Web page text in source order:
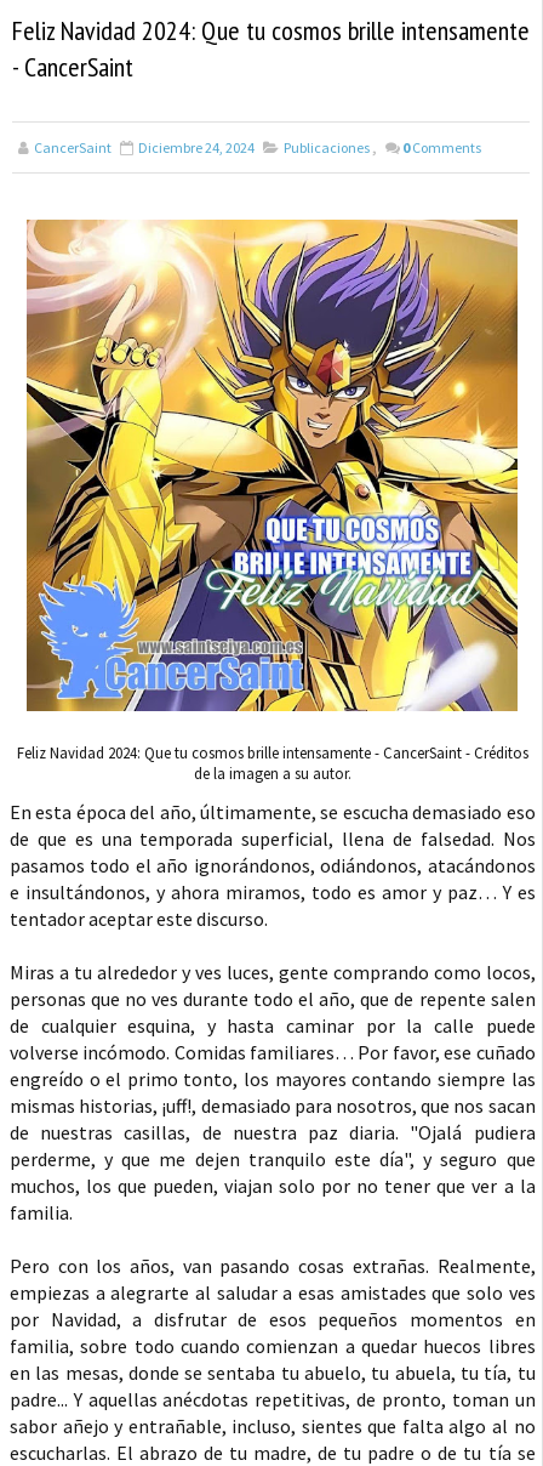
Feliz Navidad 2024: Que tu cosmos brille intensamente
- CancerSaint
CancerSaint Diciembre 24, 2024 Publicaciones , 0 Comments
Feliz Navidad 2024: Que tu cosmos brille intensamente - CancerSaint - Créditos
de la imagen a su autor.
En esta época del año, últimamente, se escucha demasiado eso
de que es una temporada superficial, llena de falsedad. Nos
pasamos todo el año ignorándonos, odiándonos, atacándonos
e insultándonos, y ahora miramos, todo es amor y paz… Y es
tentador aceptar este discurso.
Miras a tu alrededor y ves luces, gente comprando como locos,
personas que no ves durante todo el año, que de repente salen
de cualquier esquina, y hasta caminar por la calle puede
volverse incómodo. Comidas familiares… Por favor, ese cuñado
engreído o el primo tonto, los mayores contando siempre las
mismas historias, ¡uff!, demasiado para nosotros, que nos sacan
de nuestras casillas, de nuestra paz diaria. "Ojalá pudiera
perderme, y que me dejen tranquilo este día", y seguro que
muchos, los que pueden, viajan solo por no tener que ver a la
familia.
Pero con los años, van pasando cosas extrañas. Realmente,
empiezas a alegrarte al saludar a esas amistades que solo ves
por Navidad, a disfrutar de esos pequeños momentos en
familia, sobre todo cuando comienzan a quedar huecos libres
en las mesas, donde se sentaba tu abuelo, tu abuela, tu tía, tu
padre... Y aquellas anécdotas repetitivas, de pronto, toman un
sabor añejo y entrañable, incluso, sientes que falta algo al no
escucharlas. El abrazo de tu madre, de tu padre o de tu tía se